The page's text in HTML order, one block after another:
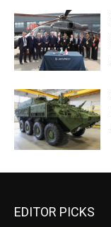
EDITOR PICKS